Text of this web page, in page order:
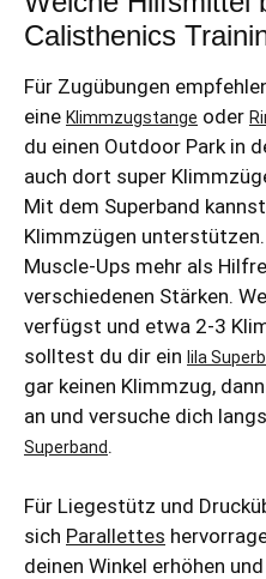
Calisthenics
Für Zugübungen
eine Klimmzugstange oder
du einen Outdoor Park in
auch dort super
Mit dem Superband
Klimmzügen
Muscle-Ups mehr als
verschiedenen Stärken.
verfügst und etwa 2-3
solltest du dir ein lila
gar keinen Klimmzug,
an und versuche dich
Superband.
Für Liegestütz und
sich Parallettes
deinen Winkel erhöhen